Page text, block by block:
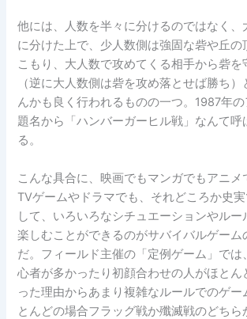
他には、人数を半々に分けるのではなく、
に分けた上で、少人数側は強固な砦や丘の
こもり、大人数で攻めてくる相手から砦を
（逆に大人数側は砦を攻め落とせば勝ち
んかも良く行われるものの一つ。1987年
題名から「ハンバーガーヒル戦」なんて呼
る。
こんな具合に、映画でもマンガでもアニメ
TVゲームやドラマでも、それどころか史
して、いろいろなシチュエーションやルー
楽しむことができるのがサバイバルゲーム
だ。フィールド主催の「定例ゲーム」では
心者が多かったり初顔合わせの人がほとん
った理由からあまり複雑なルールでのゲー
とんどの場合フラッグ戦か殲滅戦のどちら